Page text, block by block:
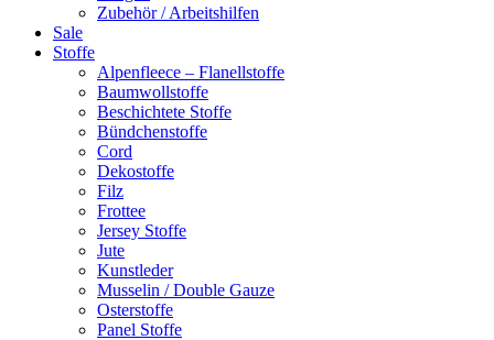
Zubehör / Arbeitshilfen
Sale
Stoffe
Alpenfleece – Flanellstoffe
Baumwollstoffe
Beschichtete Stoffe
Bündchenstoffe
Cord
Dekostoffe
Filz
Frottee
Jersey Stoffe
Jute
Kunstleder
Musselin / Double Gauze
Osterstoffe
Panel Stoffe